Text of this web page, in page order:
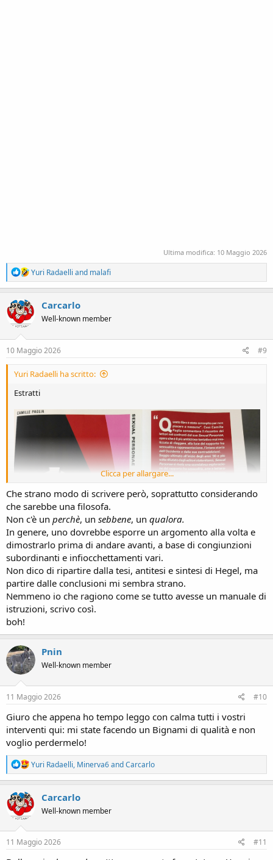
Ultima modifica: 10 Maggio 2026
R
e
a
t
i
n
s
Yuri Radaelli and malafi
Carcarlo
Well-known member
10 Maggio 2026 #9
Yuri Radaelli ha scritto:
Estratti
Clicca per allargare...
Che strano modo di scrivere però, soprattutto considerando
che sarebbe una filosofa.
Non c'è un perchè, un sebbene, un qualora.
In genere, uno dovrebbe esporre un argomento alla volta e
dimostrarlo prima di andare avanti, a base di congiunzioni
subordinanti e infiocchettamenti vari.
Non dico di ripartire dalla tesi, antitesi e sintesi di Hegel, ma
partire dalle conclusioni mi sembra strano.
Nemmeno io che ragiono come se tutto avesse un manuale di
istruzioni, scrivo così.
boh!
Pnin
Well-known member
11 Maggio 2026 #10
Giuro che appena ho tempo leggo con calma tutti i vostri
interventi qui: mi state facendo un Bignami di qualità e non
voglio perdermelo!
R
e
a
t
i
n
s
Yuri Radaelli, Minerva6andCarcarlo
Carcarlo
Well-known member
11 Maggio 2026 #11